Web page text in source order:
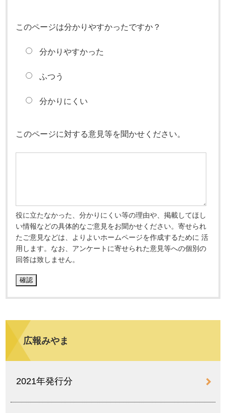
このページは分かりやすかったですか？
分かりやすかった
ふつう
分かりにくい
このページに対する意見等を聞かせください。
役に立たなかった、分かりにくい等の理由や、掲載してほし
い情報などの具体的なご意見をお聞かせください。寄せられ
たご意見などは、よりよいホームページを作成するために 活
用します。なお、アンケートに寄せられた意見等への個別の
回答は致しません。
広報みやま
2021年発行分